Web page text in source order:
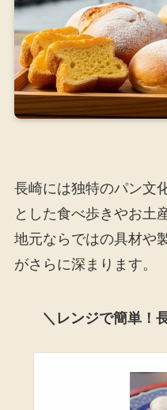
長崎には独特のパン文
とした食べ歩きやお土
地元ならではの具材や
がさらに深まります。
＼レンジで簡単！